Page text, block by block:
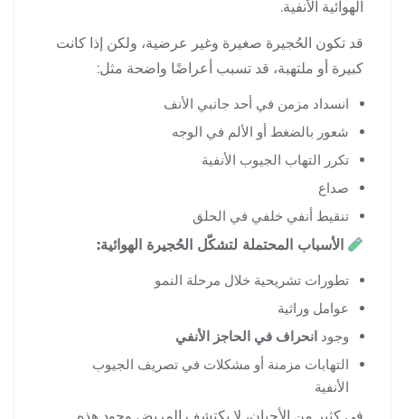
الهوائية الأنفية.
قد تكون الحُجيرة صغيرة وغير عرضية، ولكن إذا كانت
كبيرة أو ملتهبة، قد تسبب أعراضًا واضحة مثل:
انسداد مزمن في أحد جانبي الأنف
شعور بالضغط أو الألم في الوجه
تكرر التهاب الجيوب الأنفية
صداع
تنقيط أنفي خلفي في الحلق
الأسباب المحتملة لتشكّل الحُجيرة الهوائية:
تطورات تشريحية خلال مرحلة النمو
عوامل وراثية
وجود انحراف في الحاجز الأنفي
التهابات مزمنة أو مشكلات في تصريف الجيوب
الأنفية